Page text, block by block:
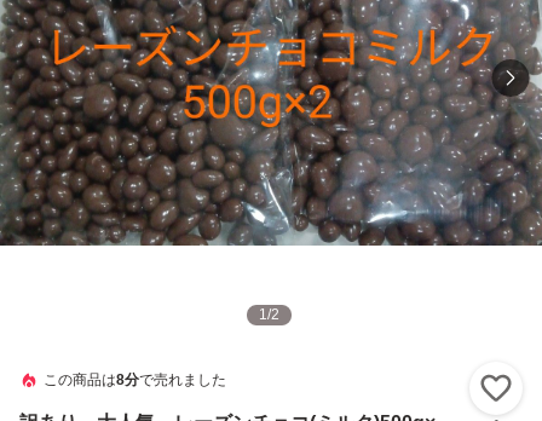
1/2
この商品は8分で売れました